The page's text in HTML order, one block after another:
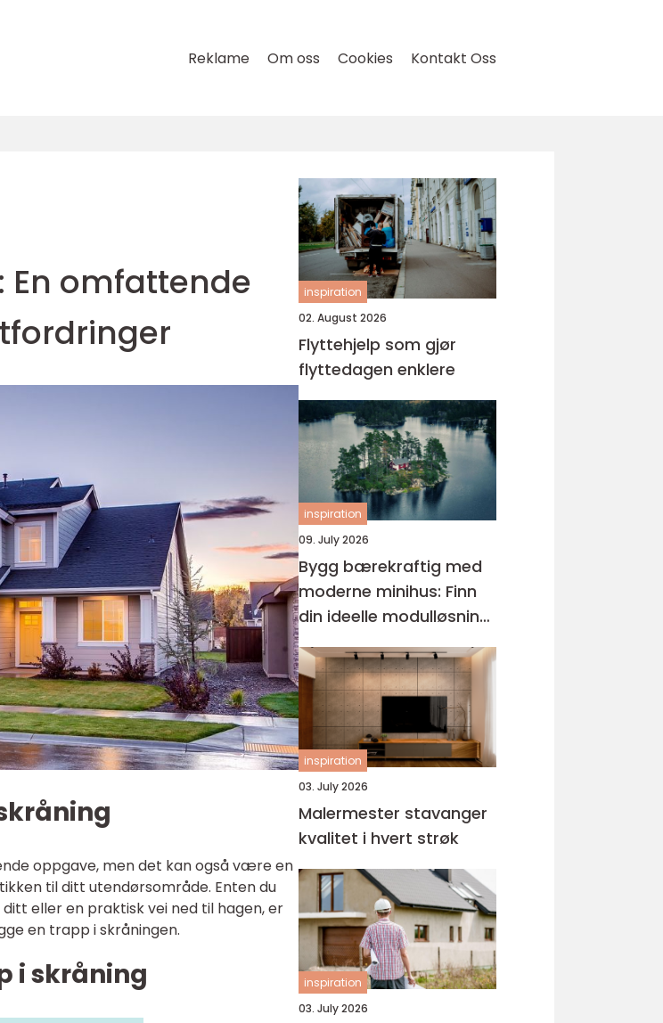
Reklame Om oss Cookies Kontakt Oss
En omfattende
oppgave, men det kan også være en
til ditt utendørsområde. Enten du
eller en praktisk vei ned til hagen, er
en trapp i skråningen.
i skråning
inspiration
02. August 2026
Flyttehjelp som gjør
flyttedagen enklere
inspiration
09. July 2026
Bygg bærekraftig med
moderne minihus: Finn
din ideelle modulløsning
og minihus på egen
tomt
inspiration
03. July 2026
Malermester stavanger
kvalitet i hvert strøk
inspiration
03. July 2026